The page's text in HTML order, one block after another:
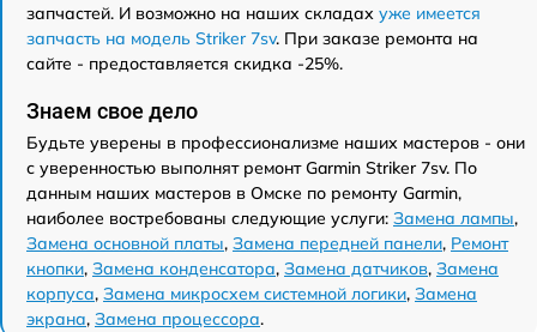
запчастей. И возможно на наших складах уже имеется
запчасть на модель Striker 7sv. При заказе ремонта на
сайте - предоставляется скидка -25%.
Знаем свое дело
Будьте уверены в профессионализме наших мастеров - они
с уверенностью выполнят ремонт Garmin Striker 7sv. По
данным наших мастеров в Омске по ремонту Garmin,
наиболее востребованы следующие услуги: Замена лампы,
Замена основной платы, Замена передней панели, Ремонт
кнопки, Замена конденсатора, Замена датчиков, Замена
корпуса, Замена микросхем системной логики, Замена
экрана, Замена процессора.